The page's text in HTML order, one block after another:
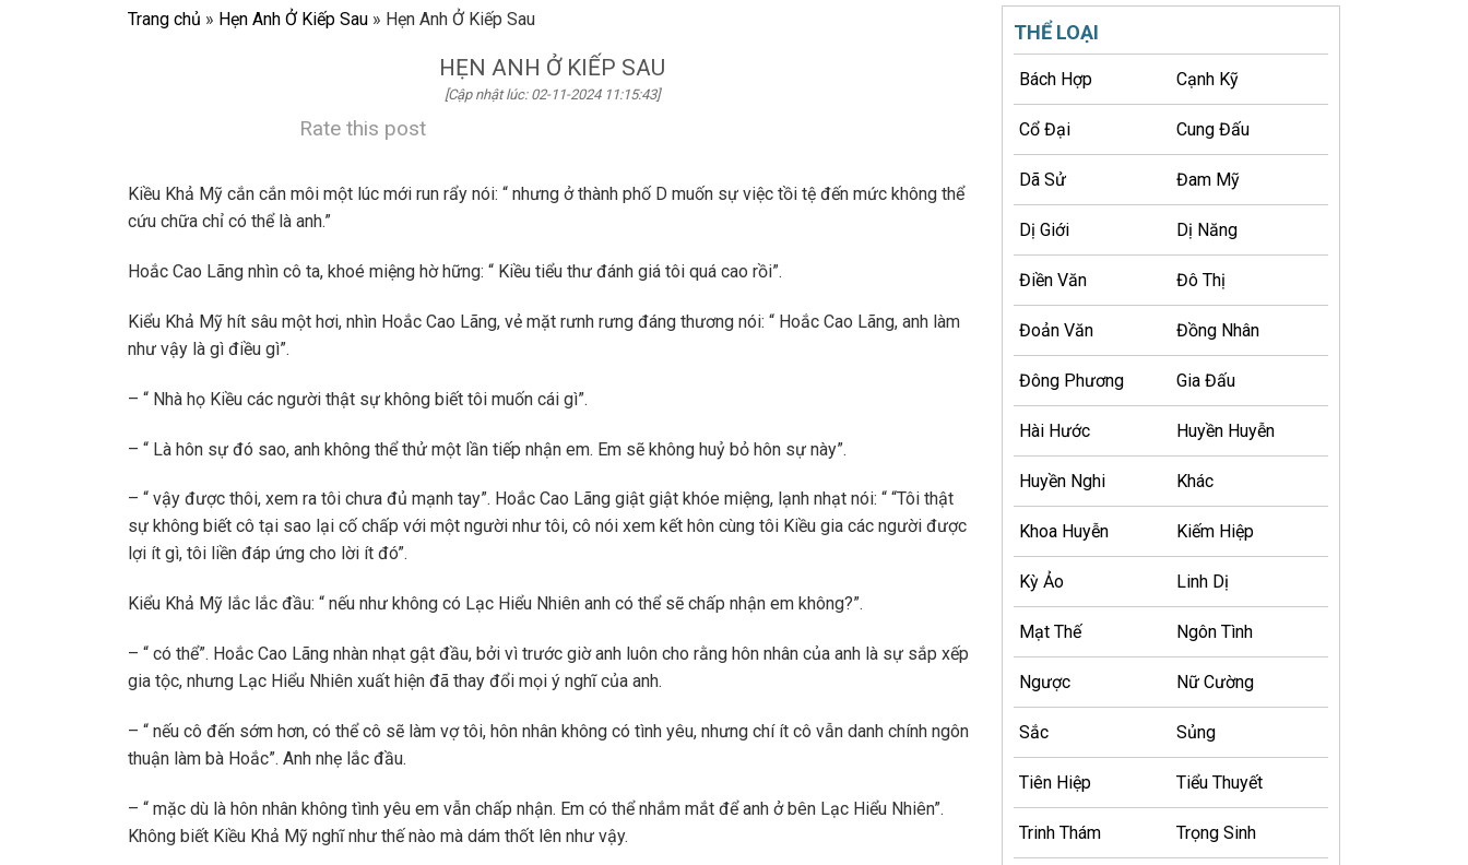
Trang chủ » Hẹn Anh Ở Kiếp Sau » Hẹn Anh Ở Kiếp Sau
HẸN ANH Ở KIẾP SAU
[Cập nhật lúc: 02-11-2024 11:15:43]
Rate this post
Kiều Khả Mỹ cắn cắn môi một lúc mới run rẩy nói: “ nhưng ở thành phố D muốn sự việc tồi tệ đến mức không thể
cứu chữa chỉ có thể là anh.”
Hoắc Cao Lãng nhìn cô ta, khoé miệng hờ hững: “ Kiều tiểu thư đánh giá tôi quá cao rồi”.
Kiểu Khả Mỹ hít sâu một hơi, nhìn Hoắc Cao Lãng, vẻ mặt rưnh rưng đáng thương nói: “ Hoắc Cao Lãng, anh làm
như vậy là gì điều gì”.
– “ Nhà họ Kiều các người thật sự không biết tôi muốn cái gì”.
– “ Là hôn sự đó sao, anh không thể thử một lần tiếp nhận em. Em sẽ không huỷ bỏ hôn sự này”.
– “ vậy được thôi, xem ra tôi chưa đủ mạnh tay”. Hoắc Cao Lãng giật giật khóe miệng, lạnh nhạt nói: “ “Tôi thật
sự không biết cô tại sao lại cố chấp với một người như tôi, cô nói xem kết hôn cùng tôi Kiều gia các người được
lợi ít gì, tôi liền đáp ứng cho lời ít đó”.
Kiểu Khả Mỹ lắc lắc đầu: “ nếu như không có Lạc Hiểu Nhiên anh có thể sẽ chấp nhận em không?”.
– “ có thể”. Hoắc Cao Lãng nhàn nhạt gật đầu, bởi vì trước giờ anh luôn cho rằng hôn nhân của anh là sự sắp xếp
gia tộc, nhưng Lạc Hiểu Nhiên xuất hiện đã thay đổi mọi ý nghĩ của anh.
– “ nếu cô đến sớm hơn, có thể cô sẽ làm vợ tôi, hôn nhân không có tình yêu, nhưng chí ít cô vẫn danh chính ngôn
thuận làm bà Hoắc”. Anh nhẹ lắc đầu.
– “ mặc dù là hôn nhân không tình yêu em vẫn chấp nhận. Em có thể nhắm mắt để anh ở bên Lạc Hiểu Nhiên”.
Không biết Kiều Khả Mỹ nghĩ như thế nào mà dám thốt lên như vậy.
THỂ LOẠI
Bách Hợp Cạnh Kỹ
Cổ Đại Cung Đấu
Dã Sử Đam Mỹ
Dị Giới Dị Năng
Điền Văn Đô Thị
Đoản Văn Đồng Nhân
Đông Phương Gia Đấu
Hài Hước Huyền Huyễn
Huyền Nghi Khác
Khoa Huyễn Kiếm Hiệp
Kỳ Ảo Linh Dị
Mạt Thế Ngôn Tình
Ngược Nữ Cường
Sắc Sủng
Tiên Hiệp Tiểu Thuyết
Trinh Thám Trọng Sinh